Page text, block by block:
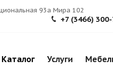
93а Мира 102
+7 (3466)
Каталог Услуги